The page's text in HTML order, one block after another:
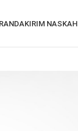
KIRIM NASKAH